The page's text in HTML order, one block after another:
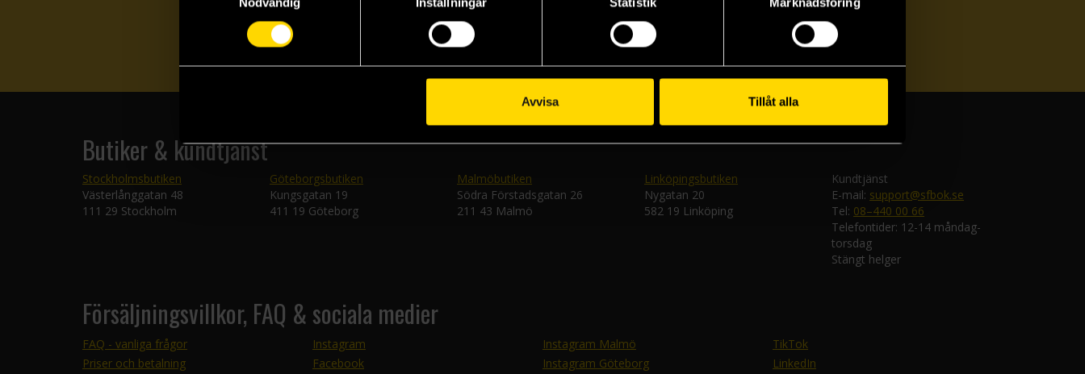
Avvisa Tillåt alla
Butiker & kundtjänst
Stockholmsbutiken
Västerlånggatan 48
111 29 Stockholm
Göteborgsbutiken
Kungsgatan 19
411 19 Göteborg
Malmöbutiken
Södra Förstadsgatan 26
211 43 Malmö
Linköpingsbutiken
Nygatan 20
582 19 Linköping
Kundtjänst
E-mail: support@sfbok.se
Tel: 08–440 00 66
Telefontider: 12-14 måndag-
torsdag
Stängt helger
Försäljningsvillkor, FAQ & sociala medier
FAQ - vanliga frågor
Priser och betalning
Instagram
Facebook
Instagram Malmö
Instagram Göteborg
TikTok
LinkedIn